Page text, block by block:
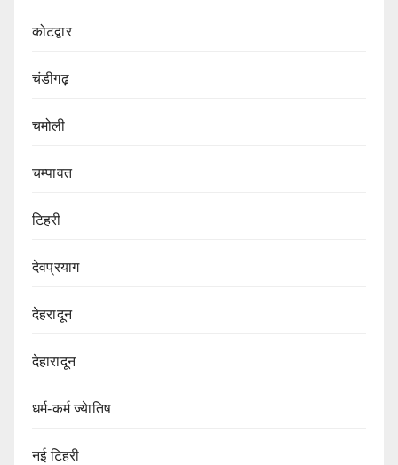
कोटद्वार
चंडीगढ़
चमोली
चम्पावत
टिहरी
देवप्रयाग
देहरादून
देहारादून
धर्म-कर्म ज्येातिष
नई टिहरी